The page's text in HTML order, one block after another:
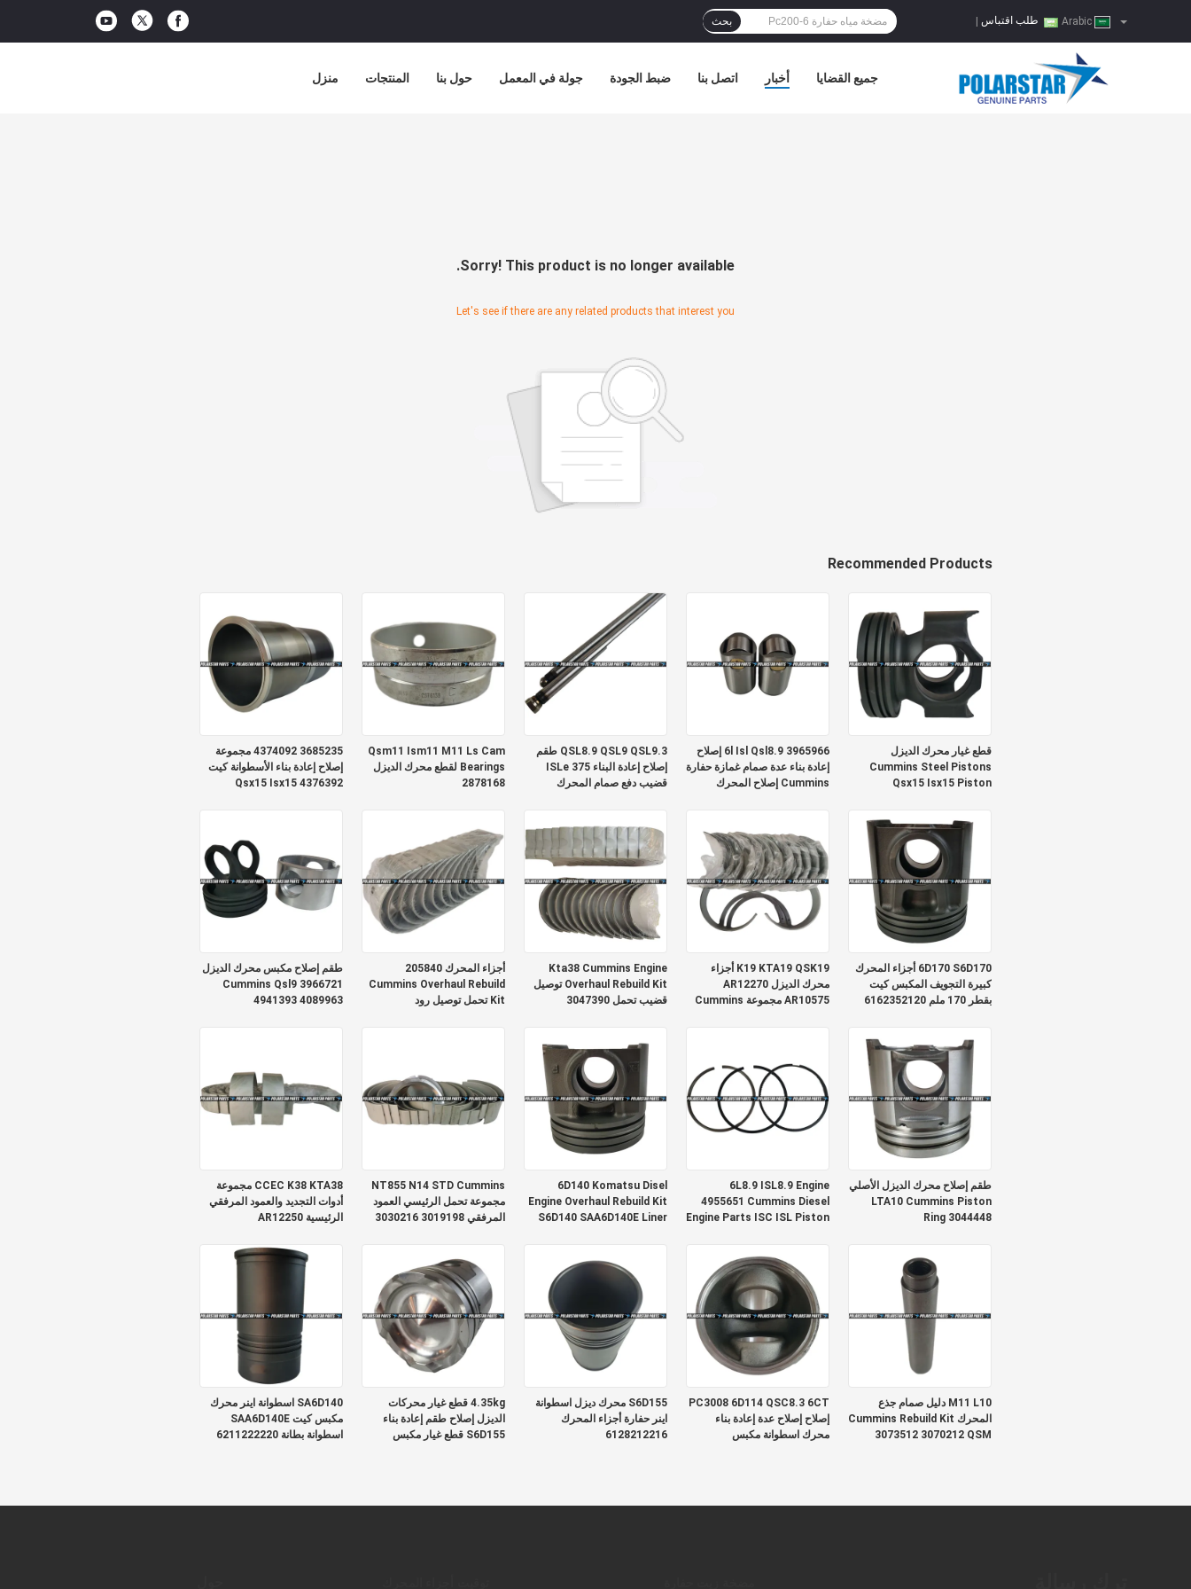
طلب اقتباس بحث
منزل المنتجات حول بنا جولة في المعمل ضبط الجودة اتصل بنا أخبار جميع القضايا
Sorry! This product is no longer available.
Let's see if there are any related products that interest you
Recommended Products
3685235 4374092 مجموعة
إصلاح إعادة بناء الأسطوانة كيت
Qsx15 Isx15 4376392
Qsm11 Ism11 M11 Ls Cam
Bearings لقطع محرك الديزل
2878168
QSL8.9 QSL9 QSL9.3 طقم
إصلاح إعادة البناء ISLe 375
قضيب دفع صمام المحرك
3965966 6l Isl Qsl8.9 إصلاح
إعادة بناء عدة صمام غمازة حفارة
Cummins إصلاح المحرك
قطع غيار محرك الديزل
Cummins Steel Pistons
Qsx15 Isx15 Piston
طقم إصلاح مكبس محرك الديزل
Cummins Qsl9 3966721
4941393 4089963
أجزاء المحرك 205840
Cummins Overhaul Rebuild
Kit تحمل توصيل رود
Kta38 Cummins Engine
Overhaul Rebuild Kit توصيل
قضيب تحمل 3047390
K19 KTA19 QSK19 أجزاء
محرك الديزل AR12270
AR10575 مجموعة Cummins
6D170 S6D170 أجزاء المحرك
كبيرة التجويف المكبس كيت
بقطر 170 ملم 6162352120
CCEC K38 KTA38 مجموعة
أدوات التجديد والعمود المرفقي
الرئيسية AR12250
NT855 N14 STD Cummins
مجموعة تحمل الرئيسي العمود
المرفقي 3019198 3030216
6D140 Komatsu Disel
Engine Overhaul Rebuild Kit
S6D140 SAA6D140E Liner
6L8.9 ISL8.9 Engine
4955651 Cummins Diesel
Engine Parts ISC ISL Piston
طقم إصلاح محرك الديزل الأصلي
LTA10 Cummins Piston
Ring 3044448
SA6D140 اسطوانة اينر محرك
مكبس كيت SAA6D140E
اسطوانة بطانة 6211222220
4.35kg قطع غيار محركات
الديزل إصلاح طقم إعادة بناء
S6D155 قطع غيار مكبس
S6D155 محرك ديزل اسطوانة
اينر حفارة أجزاء المحرك
6128212216
PC3008 6D114 QSC8.3 6CT
إصلاح إصلاح عدة إعادة بناء
محرك اسطوانة مكبس
M11 L10 دليل صمام جذع
المحرك Cummins Rebuild Kit
3073512 3070212 QSM